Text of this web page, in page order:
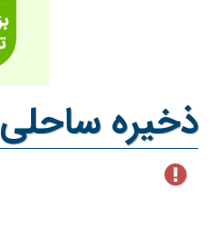
ذخیره ساحلی